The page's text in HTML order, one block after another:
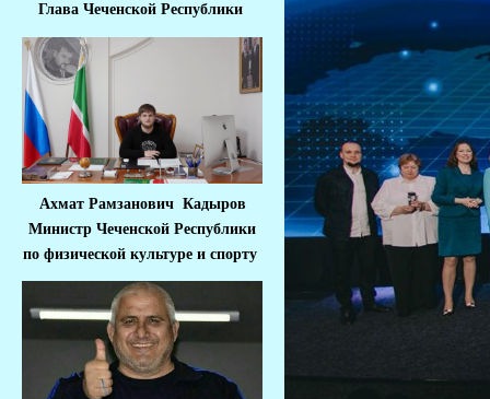
Глава Чеченской Республики
Ахмат Рамзанович Кадыров
Министр Чеченской Республики
по физической культуре и спорту